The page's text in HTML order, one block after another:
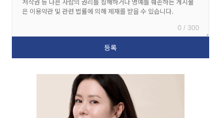
0 / 300